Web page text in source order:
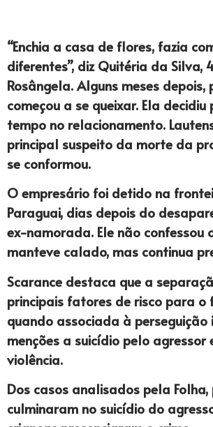
“Enchia a casa de flores, fazia
diferentes”, diz Quitéria da Silva,
Rosângela. Alguns meses depois,
começou a se queixar. Ela decidiu
tempo no relacionamento.
principal suspeito da morte da
se conformou.
O empresário foi detido na
Paraguai, dias depois do
ex-namorada. Ele não confessou
manteve calado, mas continua
Scarance destaca que a
principais fatores de risco para o
quando associada à perseguição
menções a suicídio pelo agressor
violência.
Dos casos analisados pela Folha,
culminaram no suicídio do